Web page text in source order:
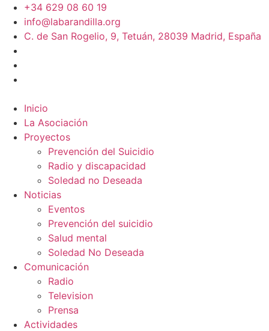
+34 629 08 60 19
info@labarandilla.org
C. de San Rogelio, 9, Tetuán, 28039 Madrid, España
Inicio
La Asociación
Proyectos
Prevención del Suicidio
Radio y discapacidad
Soledad no Deseada
Noticias
Eventos
Prevención del suicidio
Salud mental
Soledad No Deseada
Comunicación
Radio
Television
Prensa
Actividades